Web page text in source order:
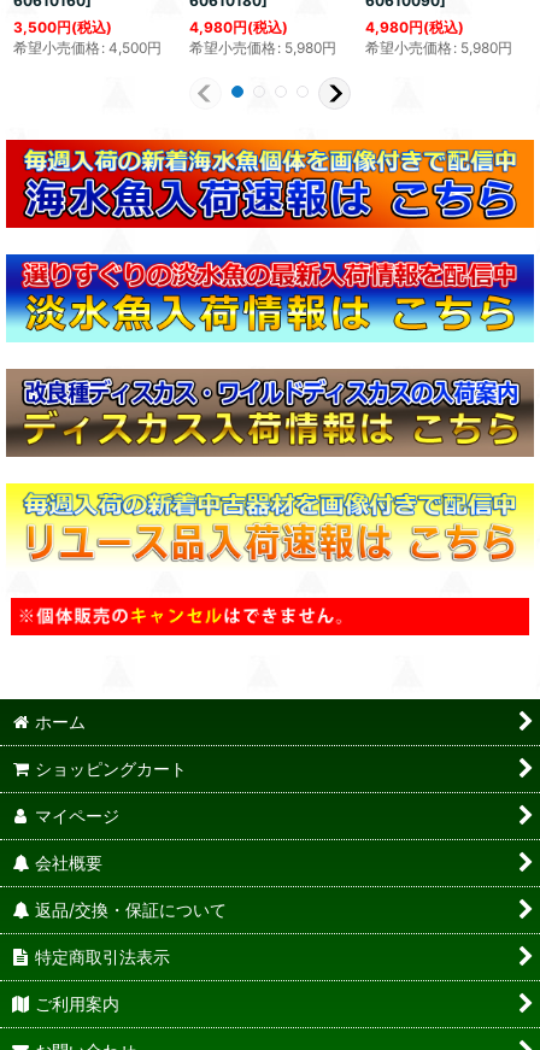
3,500円(税込)
希望小売価格: 4,500円
4,980円(税込)
希望小売価格: 5,980円
4,980円(税込)
希望小売価格: 5,980円
ホーム
ショッピングカート
マイページ
会社概要
返品/交換・保証について
特定商取引法表示
ご利用案内